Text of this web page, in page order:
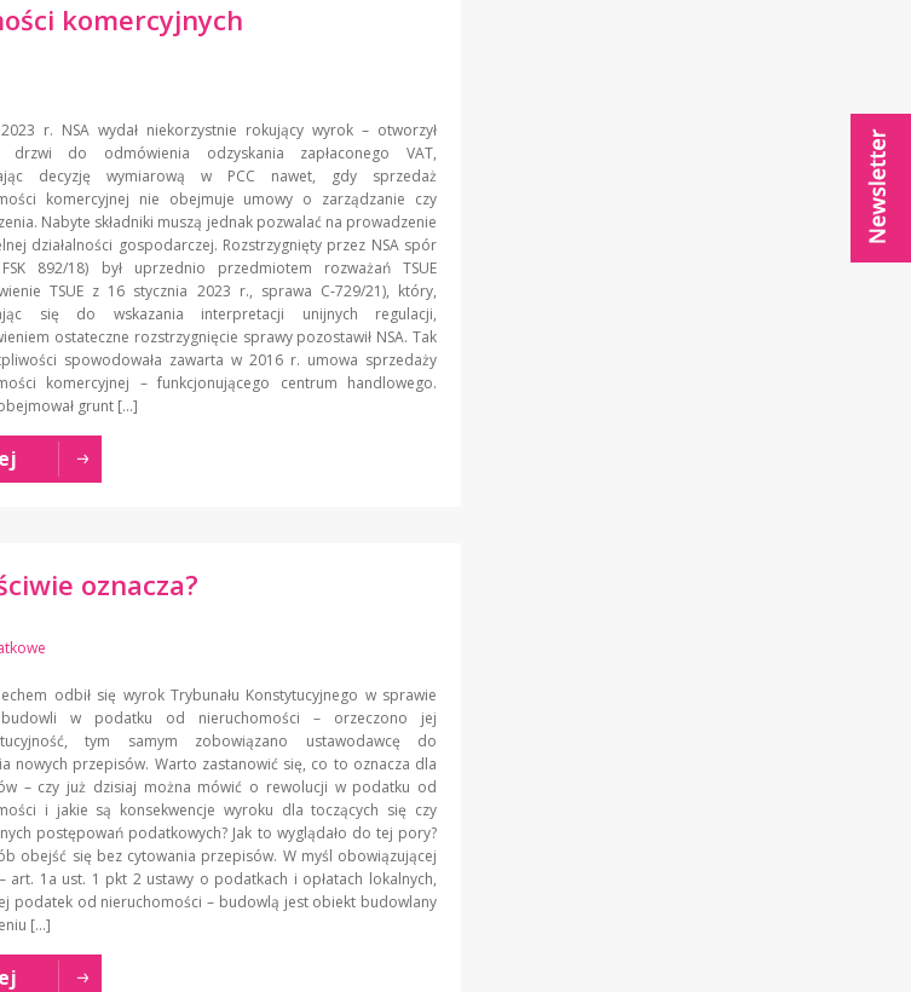
komercyjnych
r. NSA wydał niekorzystnie rokujący wyrok – otworzył
drzwi do odmówienia odzyskania zapłaconego VAT,
decyzję wymiarową w PCC nawet, gdy sprzedaż
komercyjnej nie obejmuje umowy o zarządzanie czy
Nabyte składniki muszą jednak pozwalać na prowadzenie
działalności gospodarczej. Rozstrzygnięty przez NSA spór
892/18) był uprzednio przedmiotem rozważań TSUE
TSUE z 16 stycznia 2023 r., sprawa C‑729/21), który,
się do wskazania interpretacji unijnych regulacji,
ostateczne rozstrzygnięcie sprawy pozostawił NSA. Tak
spowodowała zawarta w 2016 r. umowa sprzedaży
komercyjnej – funkcjonującego centrum handlowego.
grunt […]
oznacza?
echem odbił się wyrok Trybunału Konstytucyjnego w sprawie
w podatku od nieruchomości – orzeczono jej
tym samym zobowiązano ustawodawcę do
nowych przepisów. Warto zastanowić się, co to oznacza dla
– czy już dzisiaj można mówić o rewolucji w podatku od
i jakie są konsekwencje wyroku dla toczących się czy
postępowań podatkowych? Jak to wyglądało do tej pory?
obejść się bez cytowania przepisów. W myśl obowiązującej
art. 1a ust. 1 pkt 2 ustawy o podatkach i opłatach lokalnych,
podatek od nieruchomości – budowlą jest obiekt budowlany
[…]